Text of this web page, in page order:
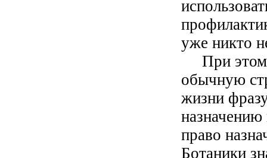
уже никто
При этом
обычную
жизни
право
Ботаники